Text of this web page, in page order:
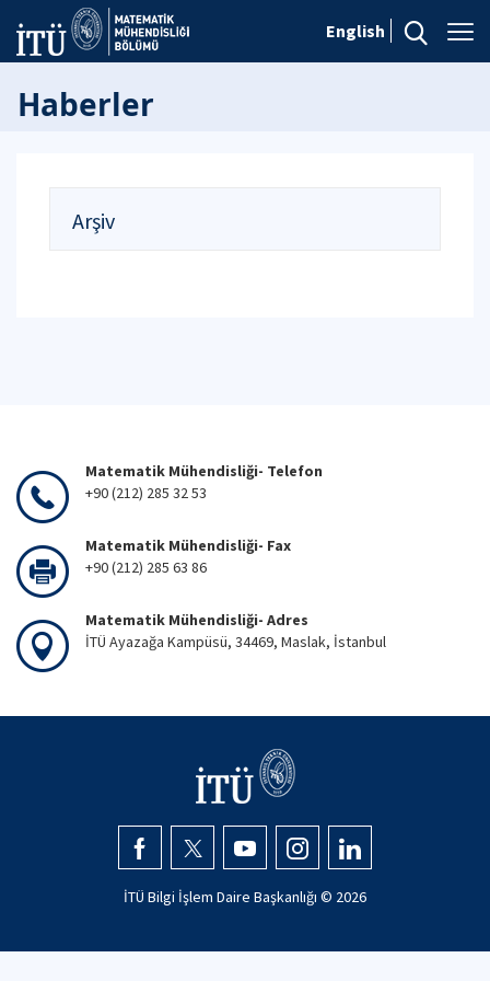
English
Haberler
Arşiv
Matematik Mühendisliği- Telefon
+90 (212) 285 32 53
Matematik Mühendisliği- Fax
+90 (212) 285 63 86
Matematik Mühendisliği- Adres
İTÜ Ayazağa Kampüsü, 34469, Maslak, İstanbul
İTÜ Bilgi İşlem Daire Başkanlığı © 2026